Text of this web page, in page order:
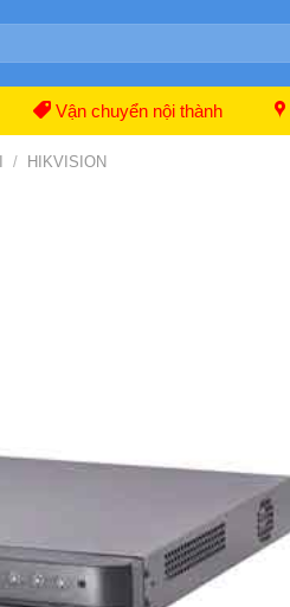
Vận chuyển nội thành
/ HIKVISION